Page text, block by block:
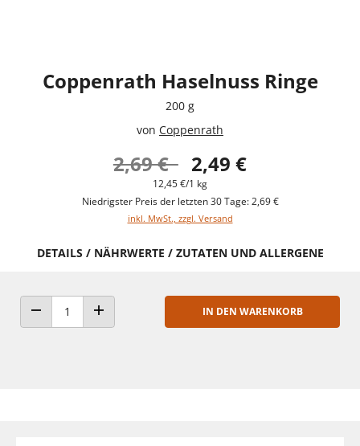
Coppenrath Haselnuss Ringe
200 g
von Coppenrath
2,69 € 2,49 €
12,45 €/1 kg
Niedrigster Preis der letzten 30 Tage: 2,69 €
inkl. MwSt., zzgl. Versand
DETAILS / NÄHRWERTE / ZUTATEN UND ALLERGENE
ANZAHL VERRINGERNANZAHL ERHÖHEN
IN DEN WARENKORB